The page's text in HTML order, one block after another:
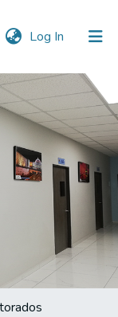
Log In (current)